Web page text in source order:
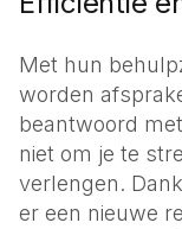
Met hun
worden
beantwoord
niet om je te
verlengen.
er een nieuwe